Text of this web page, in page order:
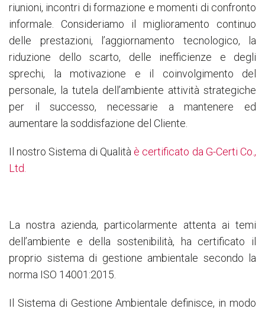
riunioni, incontri di formazione e momenti di confronto
informale. Consideriamo il miglioramento continuo
delle prestazioni, l’aggiornamento tecnologico, la
riduzione dello scarto, delle inefficienze e degli
sprechi, la motivazione e il coinvolgimento del
personale, la tutela dell’ambiente attività strategiche
per il successo, necessarie a mantenere ed
aumentare la soddisfazione del Cliente.
Il nostro Sistema di Qualità è certificato da G-Certi Co.,
Ltd.
La nostra azienda, particolarmente attenta ai temi
dell’ambiente e della sostenibilità, ha certificato il
proprio sistema di gestione ambientale secondo la
norma ISO 14001:2015.
Il Sistema di Gestione Ambientale definisce, in modo